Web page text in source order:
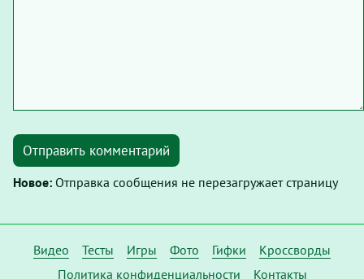
Отправить комментарий
Новое: Отправка сообщения не перезагружает страницу
Видео Тесты Игры Фото Гифки
Кроссворды
Политика конфиденциальности
Контакты